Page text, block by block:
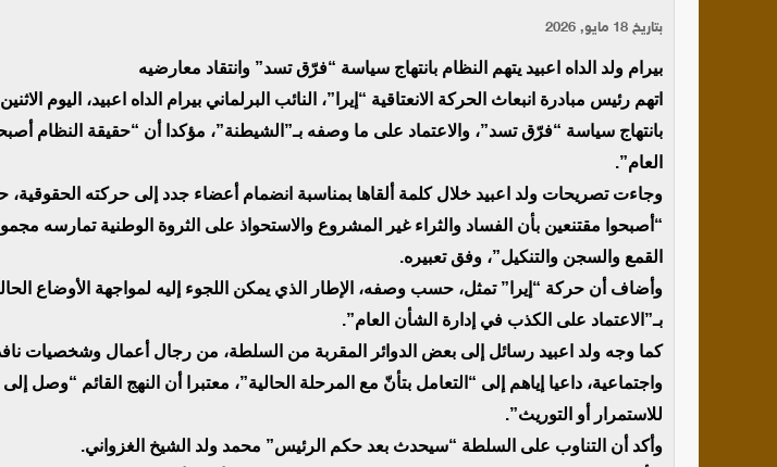
بتاريخ 18 مايو, 2026
بيرام ولد الداه اعبيد يتهم النظام بانتهاج سياسة “فرّق تسد” وانتقاد معارضيه
اتهم رئيس مبادرة انبعاث الحركة الانعتاقية “إيرا”، النائب البرلماني بيرام الداه اعبيد، اليوم
بانتهاج سياسة “فرّق تسد”، والاعتماد على ما وصفه بـ”الشيطنة”، مؤكدا أن “حقيقة النظام
العام”.
وجاءت تصريحات ولد اعبيد خلال كلمة ألقاها بمناسبة انضمام أعضاء جدد إلى حركته
“أصبحوا مقتنعين بأن الفساد والثراء غير المشروع والاستحواذ على الثروة الوطنية تمارسه
القمع والسجن والتنكيل”، وفق تعبيره.
وأضاف أن حركة “إيرا” تمثل، حسب وصفه، الإطار الذي يمكن اللجوء إليه لمواجهة الأوضاع
بـ”الاعتماد على الكذب في إدارة الشأن العام”.
كما وجه ولد اعبيد رسائل إلى بعض الدوائر المقربة من السلطة، من رجال أعمال وشخصيات
واجتماعية، داعيا إياهم إلى “التعامل بتأنّ مع المرحلة الحالية”، معتبرا أن النهج القائم “وصل إلى
للاستمرار أو التوريث”.
وأكد أن التناوب على السلطة “سيحدث بعد حكم الرئيس” محمد ولد الشيخ الغزواني.